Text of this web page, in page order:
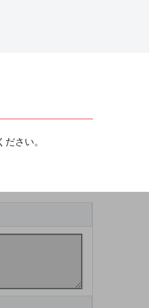
さい。